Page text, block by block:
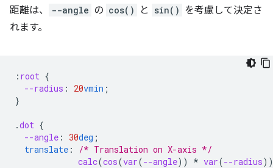
距離は、
--angle の cos() と sin() を考慮して決定さ
れます。
: root {
--radius : 20vmin ;
}
.dot {
--angle : 30deg ;
translate :
/* Translation on X-axis */
calc(cos(var(--angle)) * var(--radius))